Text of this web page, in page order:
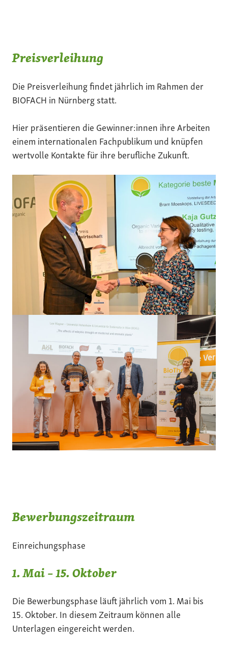
Preisverleihung
Die Preisverleihung findet jährlich im Rahmen der
BIOFACH in Nürnberg statt.
Hier präsentieren die Gewinner:innen ihre Arbeiten
einem internationalen Fachpublikum und knüpfen
wertvolle Kontakte für ihre berufliche Zukunft.
Bewerbungszeitraum
Einreichungsphase
1. Mai – 15. Oktober
Die Bewerbungsphase läuft jährlich vom 1. Mai bis
15. Oktober. In diesem Zeitraum können alle
Unterlagen eingereicht werden.